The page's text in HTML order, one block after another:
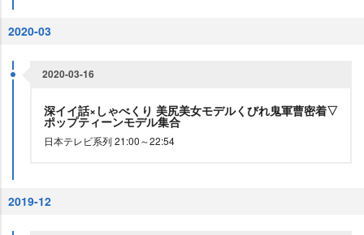
2020-03
2020-03-16
深イイ話×しゃべくり 美尻美女モデルくびれ鬼軍曹密着▽
ポップティーンモデル集合
日本テレビ系列 21:00～22:54
2019-12